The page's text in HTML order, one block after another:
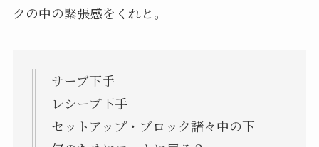
クの中の緊張感をくれと。
サーブ下手
レシーブ下手
セットアップ・ブロック諸々中の下